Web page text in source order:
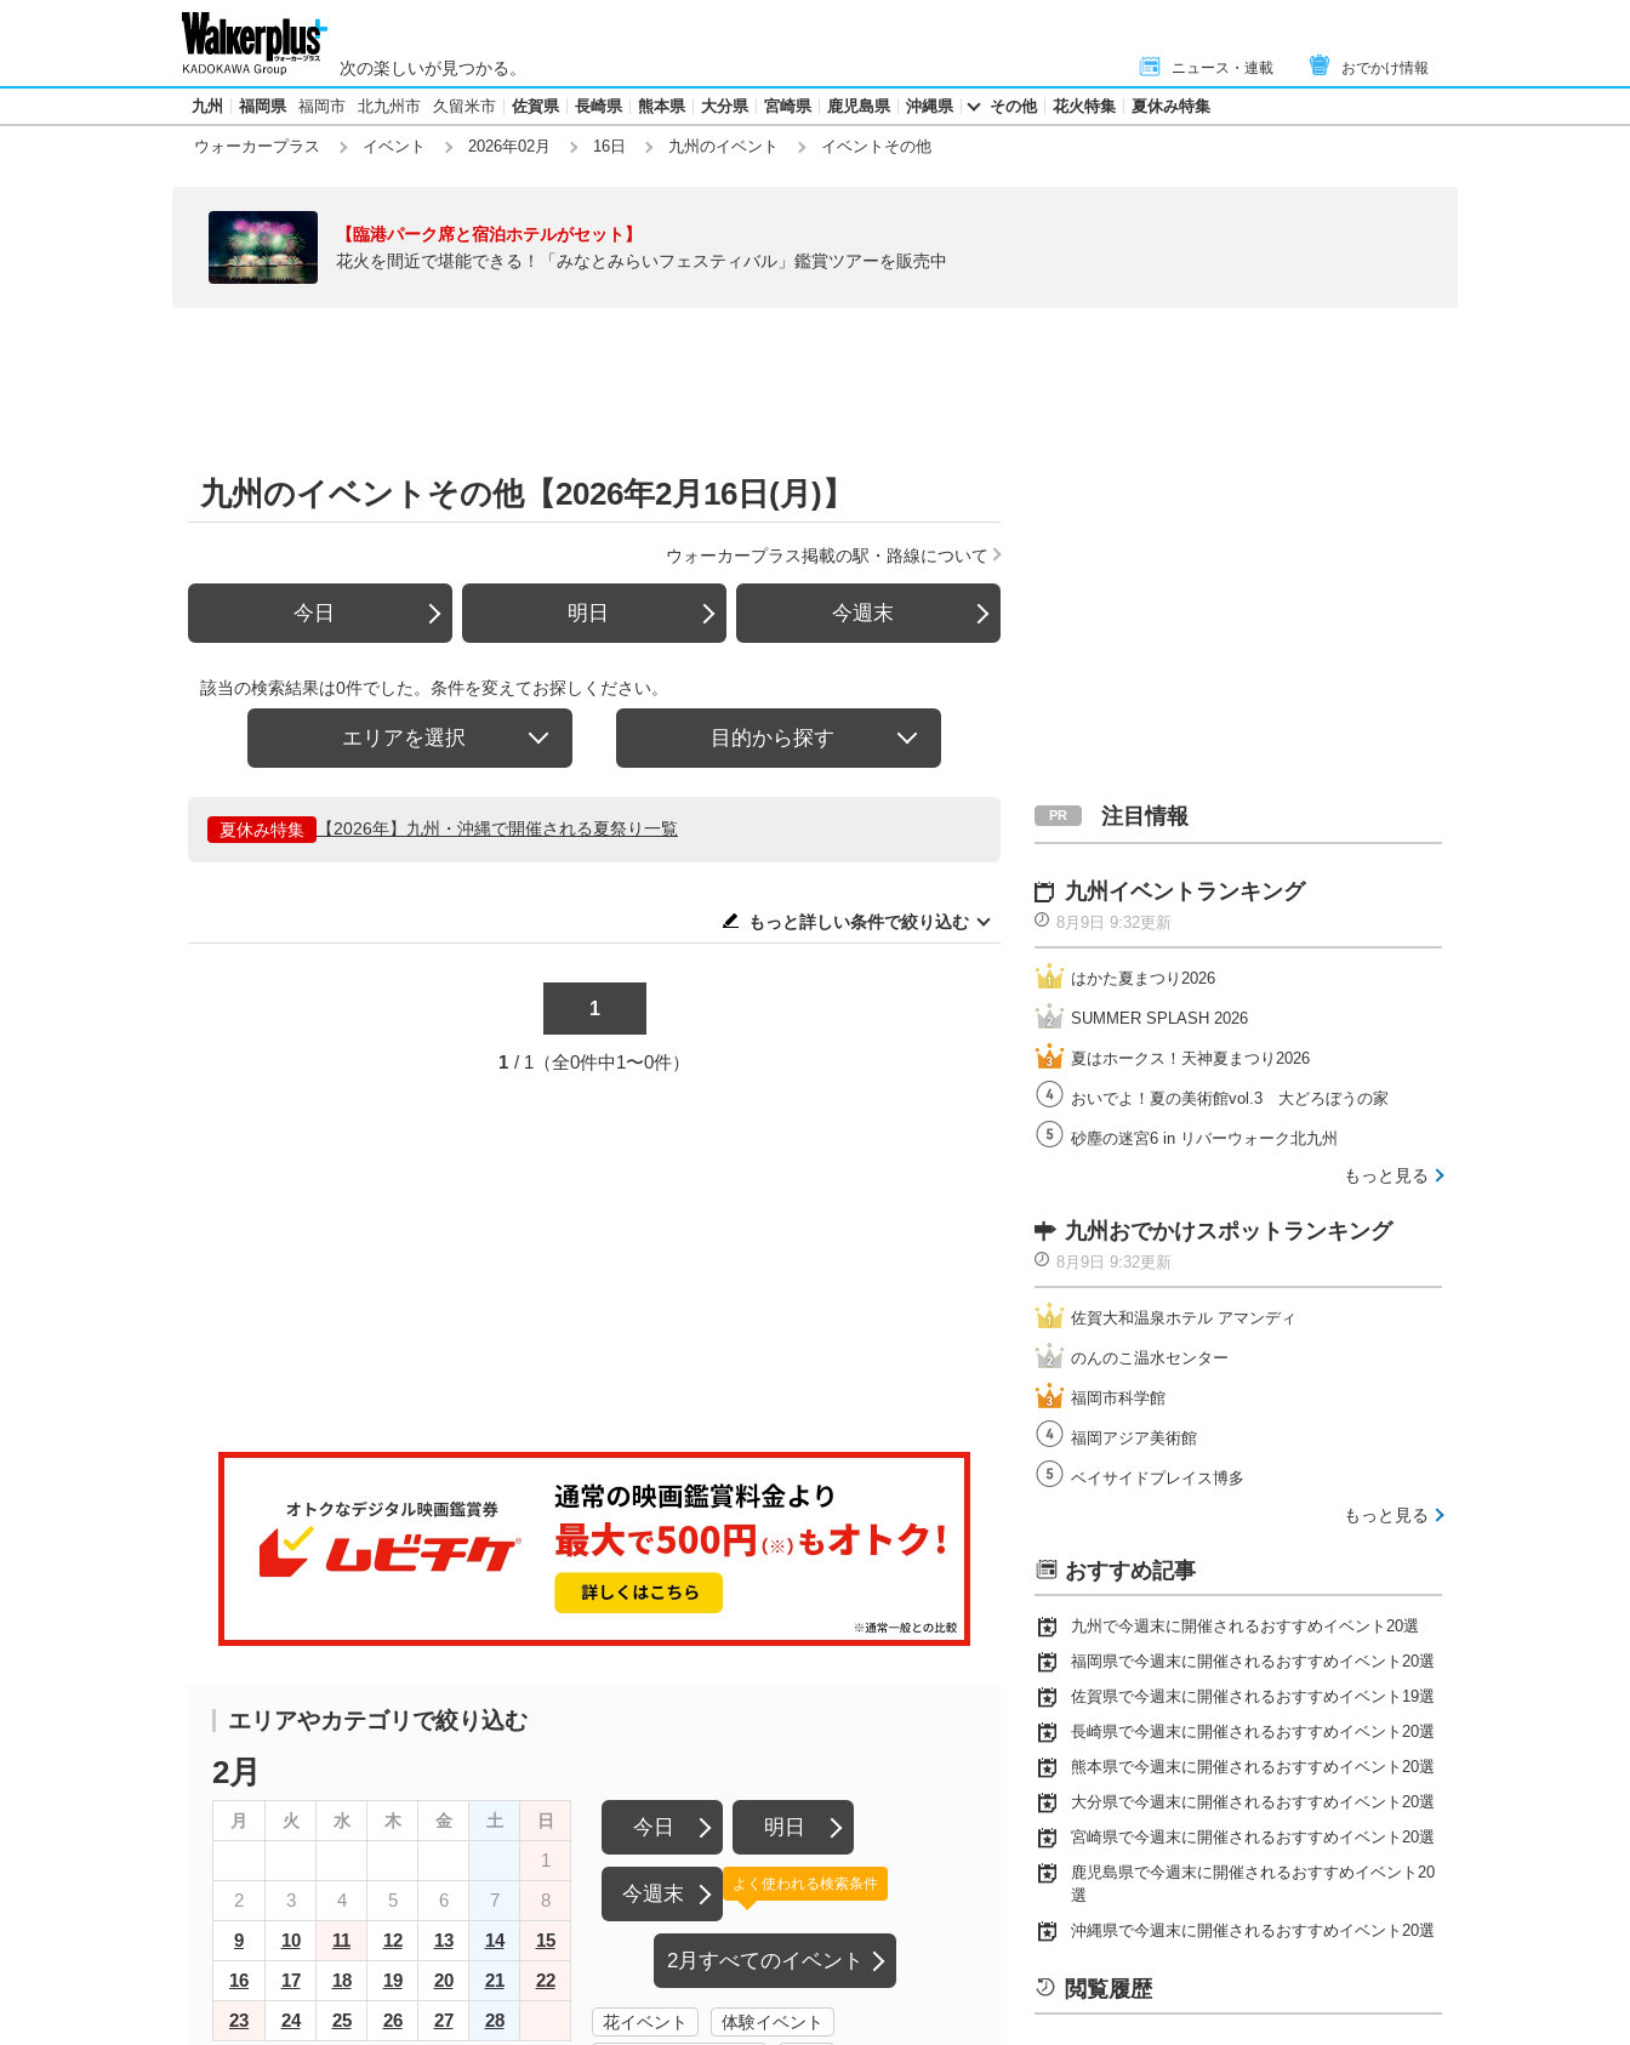
次の楽しいが見つかる。 ニュース・連載 おでかけ情報
九州 福岡県 福岡市 北九州市 久留米市 佐賀県 長崎県 熊本県 大分県 宮崎県 鹿児島県 沖縄県 その他 花火特集 夏休み特集
ウォーカープラス イベント 2026年02月 16日 九州のイベント イベントその他
【臨港パーク席と宿泊ホテルがセット】
花火を間近で堪能できる！「みなとみらいフェスティバル」鑑賞ツアーを販売中
九州のイベントその他【2026年2月16日(月)】
ウォーカープラス掲載の駅・路線について
今日 明日 今週末
該当の検索結果は0件でした。条件を変えてお探しください。
エリアを選択 目的から探す
夏休み特集 【2026年】九州・沖縄で開催される夏祭り一覧
もっと詳しい条件で絞り込む
1
1 / 1（全0件中1〜0件）
エリアやカテゴリで絞り込む
2月
月 火 水 木 金 土 日
1
2
3 4 5 6 7
8
9
10 11 12 13 14
15
16
17 18 19 20 21
22
23
24 25 26 27 28
今日 明日
今週末
2月すべてのイベント
よく使われる検索条件
花イベント
体験イベント
注目情報
九州イベントランキング
8月9日 9:32更新
はかた夏まつり2026
SUMMER SPLASH 2026
夏はホークス！天神夏まつり2026
おいでよ！夏の美術館vol.3 大どろぼうの家
砂塵の迷宮6 in リバーウォーク北九州
もっと見る
九州おでかけスポットランキング
8月9日 9:32更新
佐賀大和温泉ホテル アマンディ
のんのこ温水センター
福岡市科学館
福岡アジア美術館
ベイサイドプレイス博多
もっと見る
おすすめ記事
九州で今週末に開催されるおすすめイベント20選
福岡県で今週末に開催されるおすすめイベント20選
佐賀県で今週末に開催されるおすすめイベント19選
長崎県で今週末に開催されるおすすめイベント20選
熊本県で今週末に開催されるおすすめイベント20選
大分県で今週末に開催されるおすすめイベント20選
宮崎県で今週末に開催されるおすすめイベント20選
鹿児島県で今週末に開催されるおすすめイベント20
選
沖縄県で今週末に開催されるおすすめイベント20選
閲覧履歴